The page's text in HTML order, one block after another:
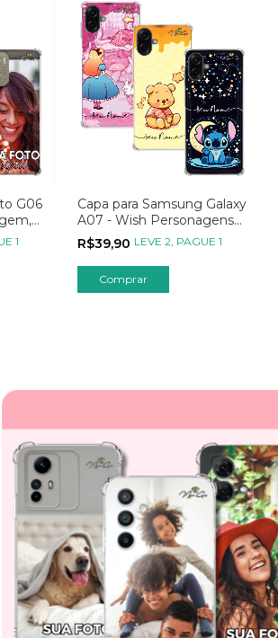
G06
1
Capa para Samsung Galaxy
A07 - Wish Personagens
Clássicos Personalizada
R$39,90 LEVE 2, PAGUE 1
Comprar